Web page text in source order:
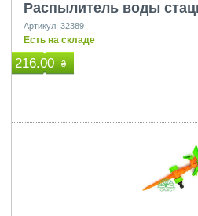
Распылитель воды
Артикул: 32389
Есть на складе
216.00 ₴